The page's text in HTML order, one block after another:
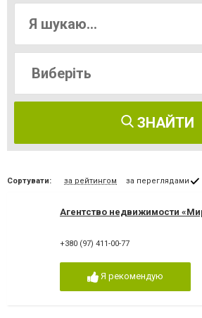
ЗНАЙТИ
Сортувати: за рейтингом за переглядами
Агентство недвижимости
+380 (97) 411-00-77
Я рекомендую